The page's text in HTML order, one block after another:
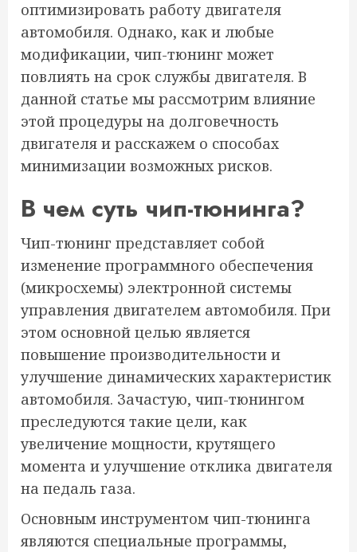
оптимизировать работу двигателя
автомобиля. Однако, как и любые
модификации, чип-тюнинг может
повлиять на срок службы двигателя. В
данной статье мы рассмотрим влияние
этой процедуры на долговечность
двигателя и расскажем о способах
минимизации возможных рисков.
В чем суть чип-тюнинга?
Чип-тюнинг представляет собой
изменение программного обеспечения
(микросхемы) электронной системы
управления двигателем автомобиля. При
этом основной целью является
повышение производительности и
улучшение динамических характеристик
автомобиля. Зачастую, чип-тюнингом
преследуются такие цели, как
увеличение мощности, крутящего
момента и улучшение отклика двигателя
на педаль газа.
Основным инструментом чип-тюнинга
являются специальные программы,